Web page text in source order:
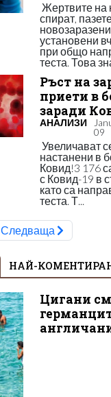
Жертвите на
спират,
установени
при общо
теста. Това
Ръст на
приети в
заради
АНАЛИЗИ
09
Увеличават
настанени в
Ковид!3 176
с Ковид-19 в
като са
теста. Т...
Следваща
НАЙ-
Цигани